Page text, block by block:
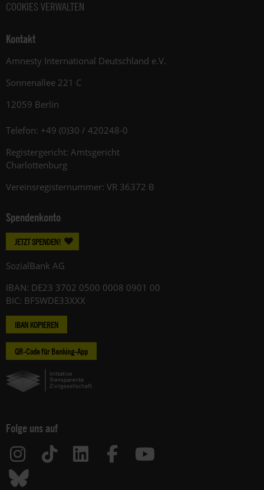
COOKIES VERWALTEN
Kontakt
Amnesty International Deutschland e.V.
Sonnenallee 221 C
12059 Berlin
Telefon: +49 (0)30 / 420248-0
Registergericht: Amtsgericht
Charlottenburg
Vereinsregisternummer: VR 36372 B
Spendenkonto
JETZT SPENDEN!
SozialBank AG
IBAN: DE23 3702 0500 0008 0901 00
BIC: BFSWDE33XXX
IBAN KOPIEREN
QR-Code für Banking-App
Folge uns auf